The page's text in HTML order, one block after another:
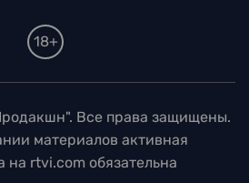
18+
Все права защищены.
материалов активная
на rtvi.com обязательна